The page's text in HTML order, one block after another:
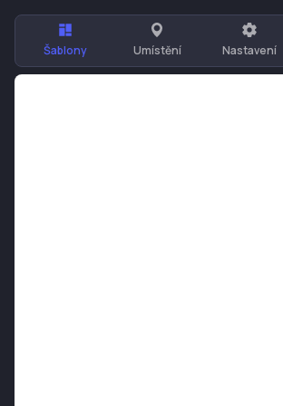
Šablony Umístění Nastavení